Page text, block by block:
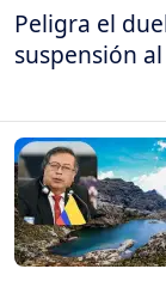
Peligra el
suspensión